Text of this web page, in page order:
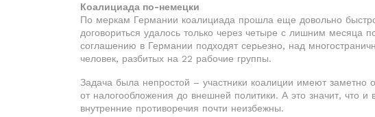
Коалициада по-немецки
По меркам Германии коалициада прошла еще довольно
договориться удалось только через четыре с лишним месяца
соглашению в Германии подходят серьезно, над
человек, разбитых на 22 рабочие группы.
Задача была непростой – участники коалиции имеют заметно
от налогообложения до внешней политики. А это значит, что и
внутренние противоречия почти неизбежны.